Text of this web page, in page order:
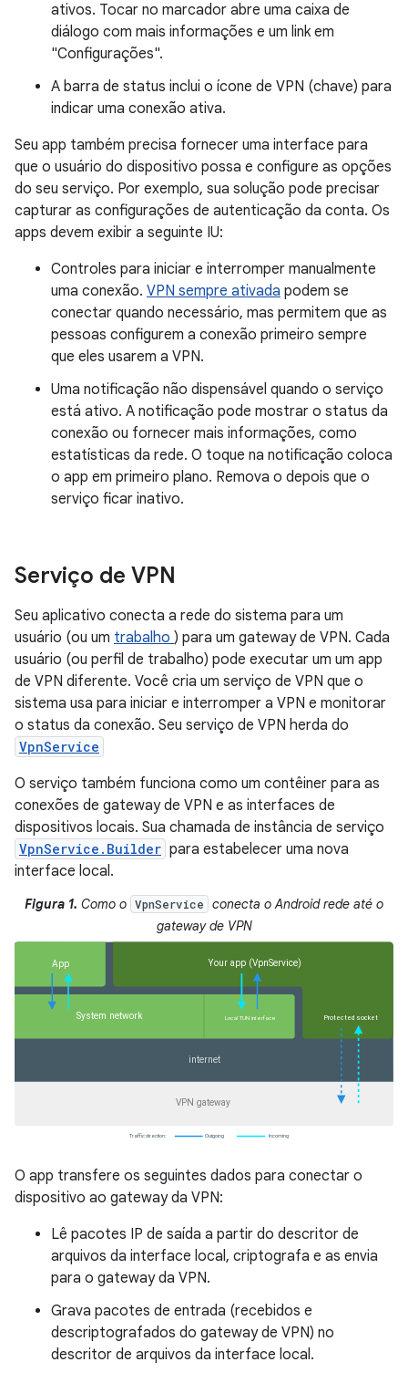
ativos. Tocar no marcador abre uma caixa de
diálogo com mais informações e um link em
"Configurações".
A barra de status inclui o ícone de VPN (chave) para
indicar uma conexão ativa.
Seu app também precisa fornecer uma interface para
que o usuário do dispositivo possa e configure as opções
do seu serviço. Por exemplo, sua solução pode precisar
capturar as configurações de autenticação da conta. Os
apps devem exibir a seguinte IU:
Controles para iniciar e interromper manualmente
uma conexão. VPN sempre ativada podem se
conectar quando necessário, mas permitem que as
pessoas configurem a conexão primeiro sempre
que eles usarem a VPN.
Uma notificação não dispensável quando o serviço
está ativo. A notificação pode mostrar o status da
conexão ou fornecer mais informações, como
estatísticas da rede. O toque na notificação coloca
o app em primeiro plano. Remova o depois que o
serviço ficar inativo.
Serviço de VPN
Seu aplicativo conecta a rede do sistema para um
usuário (ou um trabalho ) para um gateway de VPN. Cada
usuário (ou perfil de trabalho) pode executar um um app
de VPN diferente. Você cria um serviço de VPN que o
sistema usa para iniciar e interromper a VPN e monitorar
o status da conexão. Seu serviço de VPN herda do
VpnService
O serviço também funciona como um contêiner para as
conexões de gateway de VPN e as interfaces de
dispositivos locais. Sua chamada de instância de serviço
VpnService.Builder para estabelecer uma nova
interface local.
Figura 1. Como o VpnService
conecta o Android rede até o
gateway de VPN
O app transfere os seguintes dados para conectar o
dispositivo ao gateway da VPN:
Lê pacotes IP de saída a partir do descritor de
arquivos da interface local, criptografa e as envia
para o gateway da VPN.
Grava pacotes de entrada (recebidos e
descriptografados do gateway de VPN) no
descritor de arquivos da interface local.